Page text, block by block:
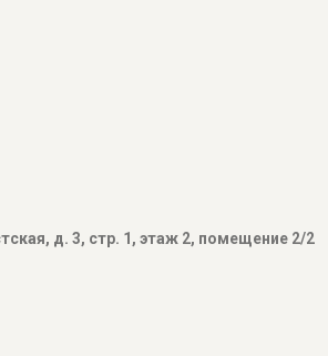
д. 3, стр. 1, этаж 2, помещение 2/2